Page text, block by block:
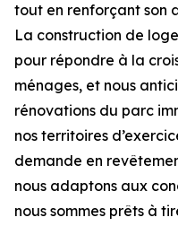
tout en renforçant son
La construction de
pour répondre à la
ménages, et nous
rénovations du parc
nos territoires
demande en
nous adaptons aux
nous sommes prêts à